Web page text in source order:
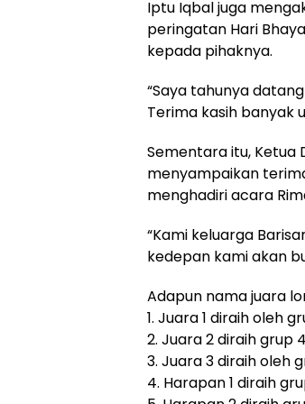
Iptu Iqbal juga
peringatan Hari
kepada pihaknya.
“Saya tahunya
Terima kasih banyak
Sementara itu, Ketua
menyampaikan
menghadiri acara
“Kami keluarga
kedepan kami akan
Adapun nama juara
1. Juara 1 diraih oleh
2. Juara 2 diraih grup
3. Juara 3 diraih oleh
4. Harapan 1 diraih